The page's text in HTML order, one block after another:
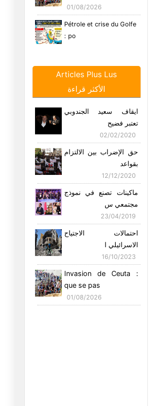
01/08/2026
Pétrole et crise du Golfe
: po
Le Yémen riposte aux
frappes a
26/07/2026
diplomati
aériennes am
nationales :
honte : l
27/06/2026
Articles Plus Lus
الأكثر قراءة
ايقاف سعيد الجندوبي
تعتبر فضيح
02/02/2020
حق الإضراب بين الالتزام
بقواعد
12/12/2020
ماكينات تصنع في نموذج
مجتمعي س
23/04/2019
احتمالات الاجتياح
الاسرائيلي ا
16/10/2023
Invasion de Ceuta :
que se pas
01/08/2026